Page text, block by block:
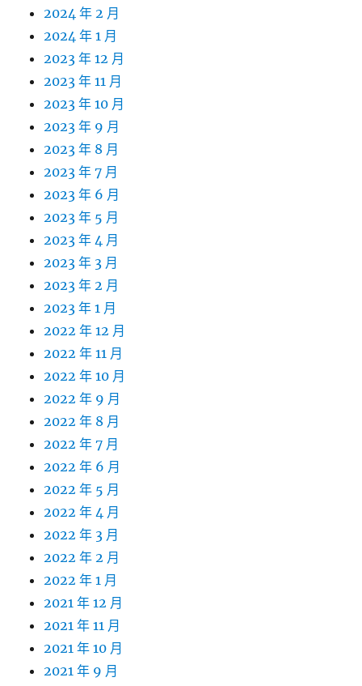
2024 年 2 月
2024 年 1 月
2023 年 12 月
2023 年 11 月
2023 年 10 月
2023 年 9 月
2023 年 8 月
2023 年 7 月
2023 年 6 月
2023 年 5 月
2023 年 4 月
2023 年 3 月
2023 年 2 月
2023 年 1 月
2022 年 12 月
2022 年 11 月
2022 年 10 月
2022 年 9 月
2022 年 8 月
2022 年 7 月
2022 年 6 月
2022 年 5 月
2022 年 4 月
2022 年 3 月
2022 年 2 月
2022 年 1 月
2021 年 12 月
2021 年 11 月
2021 年 10 月
2021 年 9 月